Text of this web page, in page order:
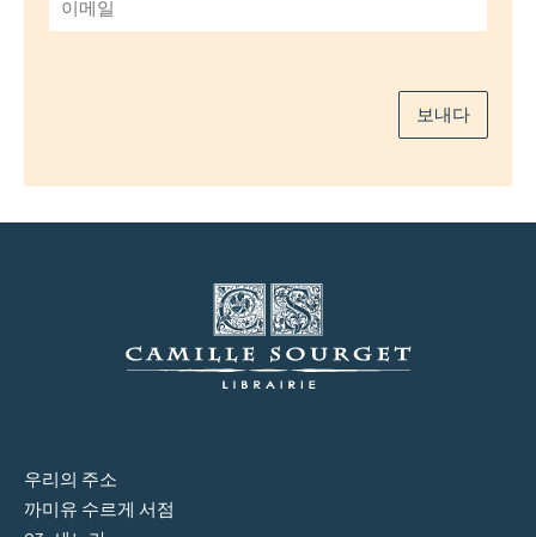
메
보내다
우리의 주소
까미유 수르게 서점